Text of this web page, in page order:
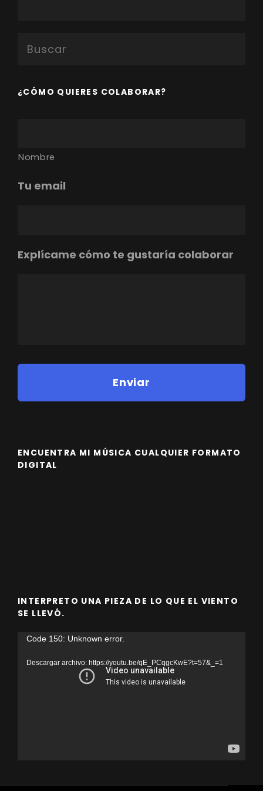
¿CÓMO QUIERES COLABORAR?
o
b
Nombre
Tu email
Explícame cómo te gustaría colaborar
ENCUENTRA MI MÚSICA CUALQUIER FORMATO
DIGITAL
INTERPRETO UNA PIEZA DE LO QUE EL VIENTO
SE LLEVÓ.
Reproductor
Code 150: Unknown error.
Descargar archivo: https://youtu.be/qE_PCqgcKwE?t=57&_=1